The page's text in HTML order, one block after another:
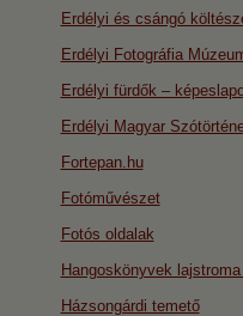
Erdélyi és csángó
Erdélyi Fotográfia
Erdélyi fürdők –
Erdélyi Magyar
Fortepan.hu
Fotóművészet
Fotós oldalak
Hangoskönyvek
Házsongárdi temető